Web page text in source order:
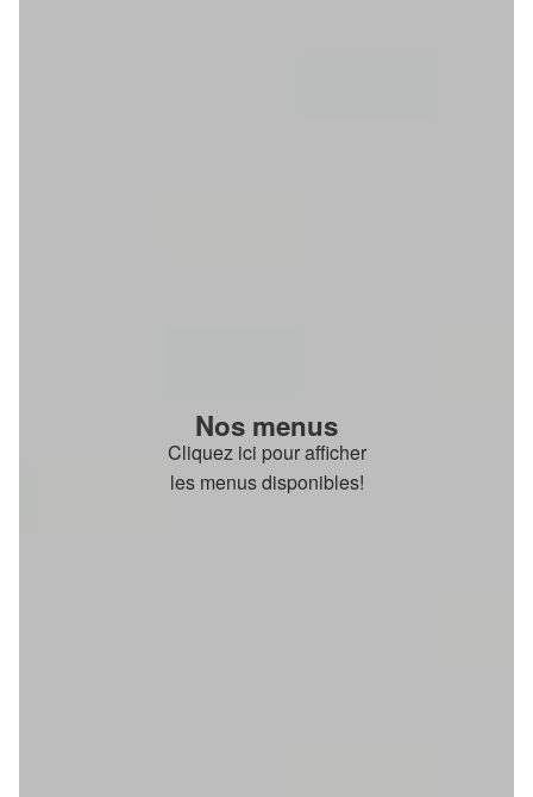
Nos menus
Cliquez ici pour afficher
les menus disponibles!